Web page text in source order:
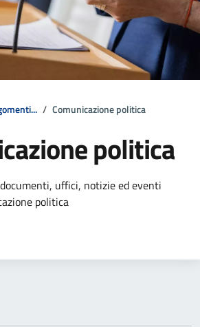
Comunicazione politica
politica
notizia
uffici, notizie ed eventi
politica